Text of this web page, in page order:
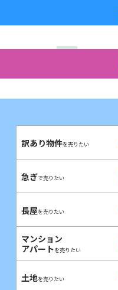
訳あり物件を売りたい
急ぎで売りたい
長屋を売りたい
マンション
アパートを売りたい
土地を売りたい